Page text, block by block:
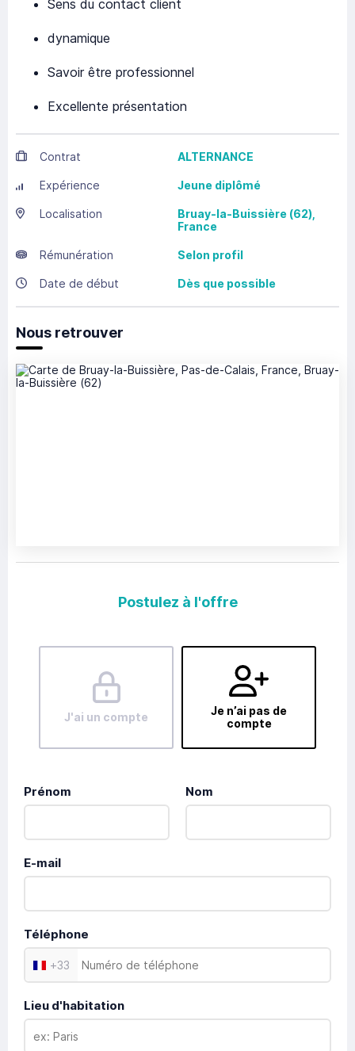
Sens du contact client
dynamique
Savoir être professionnel
Excellente présentation
Contrat ALTERNANCE
Expérience Jeune diplômé
Localisation Bruay-la-Buissière (62),
France
Rémunération Selon profil
Date de début Dès que possible
Nous retrouver
Postulez à l'offre
J'ai un compte
Je n’ai pas de
compte
Prénom Nom
E-mail
Téléphone
+33
Lieu d'habitation